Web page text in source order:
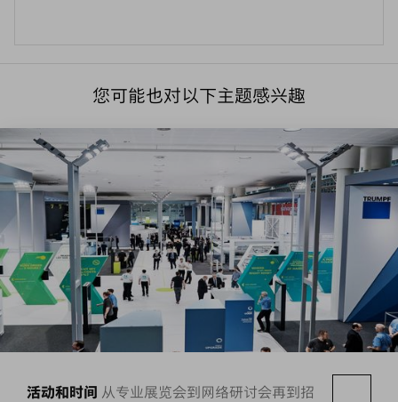
您可能也对以下主题感兴趣
活动和时间 从专业展览会到网络研讨会再到招